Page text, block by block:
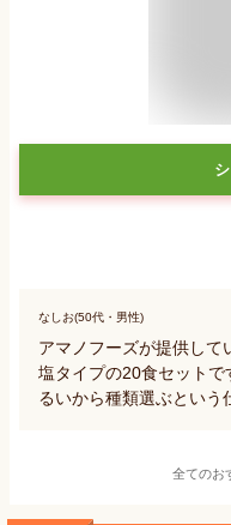
なしお(50代・男性)
アマノフーズが提供して
塩タイプの20食セットで
るいから種類選ぶという
全てのお